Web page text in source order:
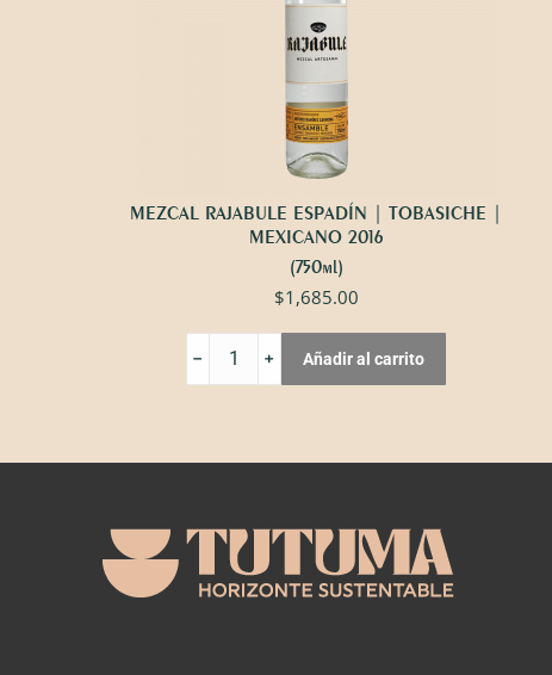
MEZCAL RAJABULE ESPADÍN | TOBASICHE |
MEXICANO 2016
(750ml)
$1,685.00
RAJABULE
ESPADÍN
|
cantidad
Añadir al carrito